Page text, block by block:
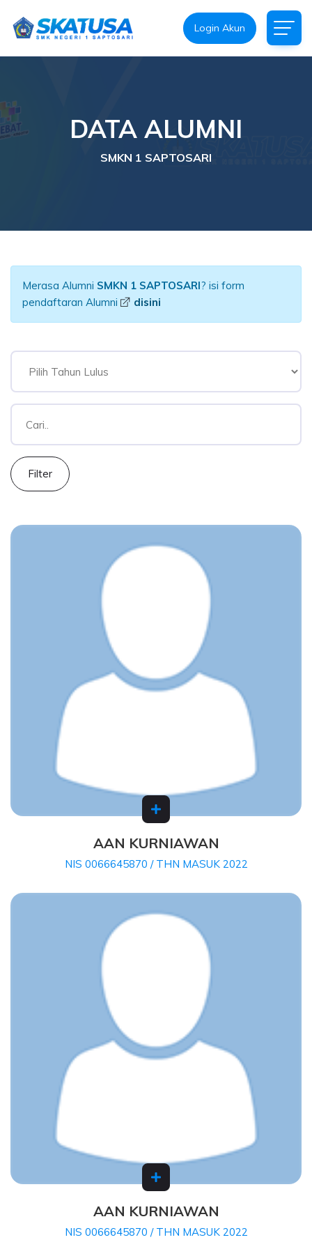
Login Akun
DATA ALUMNI
SMKN 1 SAPTOSARI
Merasa Alumni SMKN 1 SAPTOSARI? isi form
pendaftaran Alumni
disini
Filter
AAN KURNIAWAN
NIS 0066645870 / THN MASUK 2022
AAN KURNIAWAN
NIS 0066645870 / THN MASUK 2022